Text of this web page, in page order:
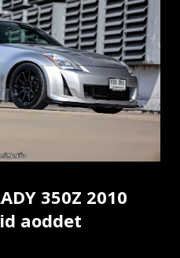
350Z 2010
aoddet